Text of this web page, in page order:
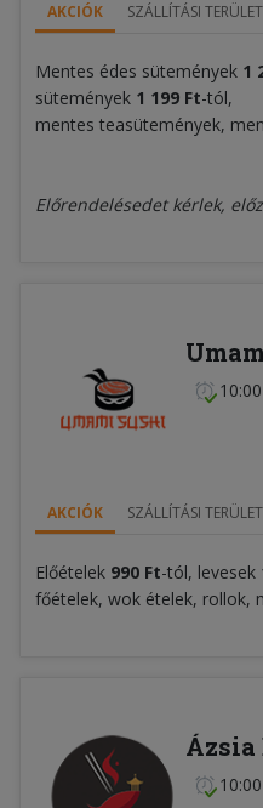
AKCIÓK SZÁLLÍTÁSI
Mentes édes sütemények 1
sütemények 1 199 Ft-tól,
mentes teasütemények,
Előrendelésedet kérlek,
AKCIÓK SZÁLLÍTÁSI
Előételek 990 Ft-tól, levesek
főételek, wok ételek, rollok,
Ázsia